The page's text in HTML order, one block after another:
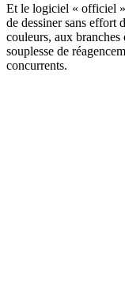
Et le logiciel « officiel
de dessiner sans effort
couleurs, aux branches
souplesse de
concurrents.